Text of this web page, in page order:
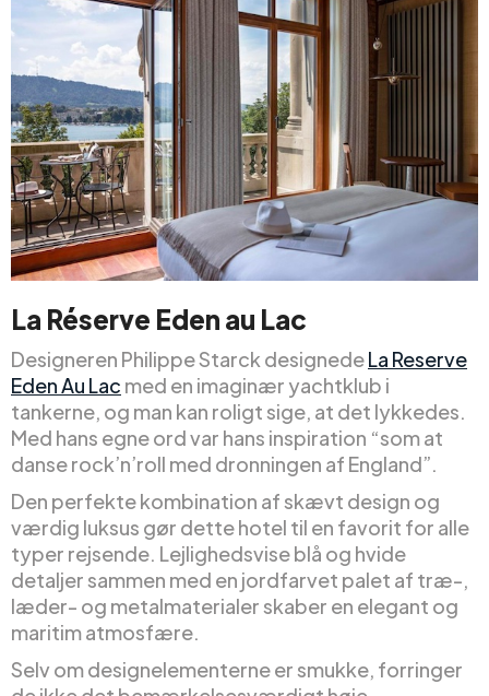
La Réserve Eden au Lac
Designeren Philippe Starck designedeLa Reserve
Eden Au Lac med en imaginær yachtklub i
tankerne, og man kan roligt sige, at det lykkedes.
Med hans egne ord var hans inspiration “som at
danse rock’n’roll med dronningen af England”.
Den perfekte kombination af skævt design og
værdig luksus gør dette hotel til en favorit for alle
typer rejsende. Lejlighedsvise blå og hvide
detaljer sammen med en jordfarvet palet af træ-,
læder- og metalmaterialer skaber en elegant og
maritim atmosfære.
Selv om designelementerne er smukke, forringer